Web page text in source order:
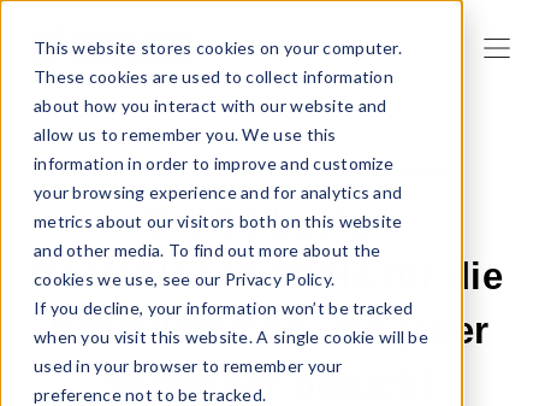
This website stores cookies on your computer.
These cookies are used to collect information
about how you interact with our website and
allow us to remember you. We use this
information in order to improve and customize
your browsing experience and for analytics and
metrics about our visitors both on this website
and other media. To find out more about the
cookies we use, see our Privacy Policy.
If you decline, your information won’t be tracked
when you visit this website. A single cookie will be
used in your browser to remember your
preference not to be tracked.
29.04.2025 01:47:03 |DROPSHIPPING
Die 10 besten
kostenlosen Tools für die
Produktsuche, die jeder
Verkäufer braucht